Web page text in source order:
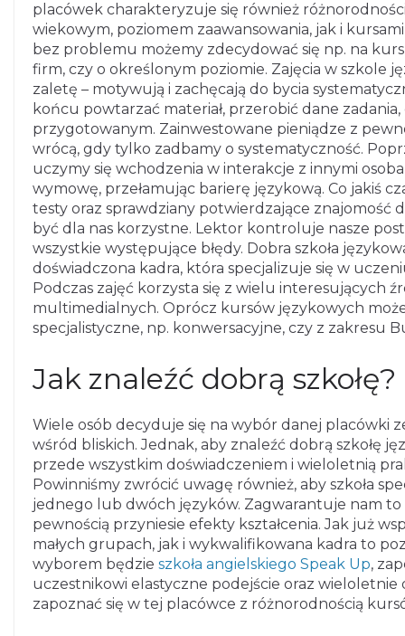
placówek charakteryzuje się również
wiekowym, poziomem zaawansowania, jak i
bez problemu możemy zdecydować się np. na kurs
firm, czy o określonym poziomie. Zajęcia w szkole
zaletę – motywują i zachęcają do bycia
końcu powtarzać materiał, przerobić dane
przygotowanym. Zainwestowane pieniądze z
wrócą, gdy tylko zadbamy o systematyczność.
uczymy się wchodzenia w interakcje z innymi
wymowę, przełamując barierę językową. Co jakiś
testy oraz sprawdziany potwierdzające znajomość
być dla nas korzystne. Lektor kontroluje nasze
wszystkie występujące błędy. Dobra szkoła
doświadczona kadra, która specjalizuje się w
Podczas zajęć korzysta się z wielu interesujących
multimedialnych. Oprócz kursów językowych
specjalistyczne, np. konwersacyjne, czy z zakresu
Jak znaleźć dobrą szkołę?
Wiele osób decyduje się na wybór danej placówki
wśród bliskich. Jednak, aby znaleźć dobrą szkołę
przede wszystkim doświadczeniem i wieloletnią
Powinniśmy zwrócić uwagę również, aby szkoła
jednego lub dwóch języków. Zagwarantuje nam to
pewnością przyniesie efekty kształcenia. Jak już
małych grupach, jak i wykwalifikowana kadra to
wyborem będzie szkoła angielskiego Speak Up,
uczestnikowi elastyczne podejście oraz wieloletnie
zapoznać się w tej placówce z różnorodnością